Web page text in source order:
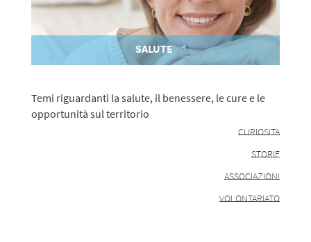
SALUTE
Temi riguardanti la salute, il benessere, le cure e le
opportunità sul territorio
CURIOSITÀ
STORIE
ASSOCIAZIONI
VOLONTARIATO